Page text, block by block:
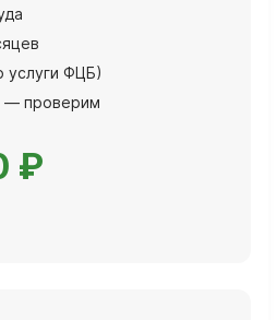
услуги ФЦБ)
— проверим
₽